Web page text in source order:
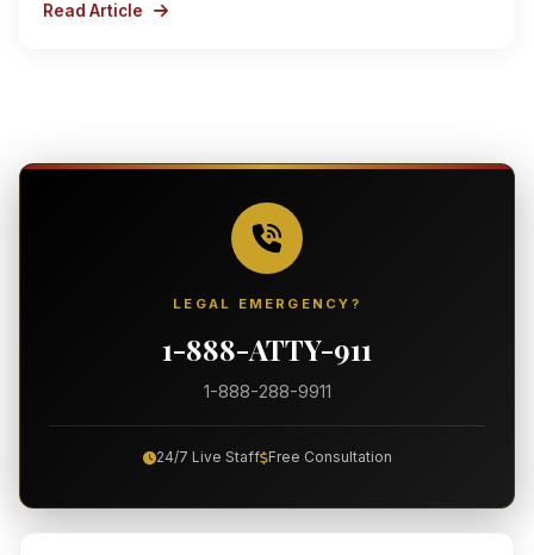
Read Article
LEGAL EMERGENCY?
1-888-ATTY-911
1-888-288-9911
24/7 Live Staff Free Consultation